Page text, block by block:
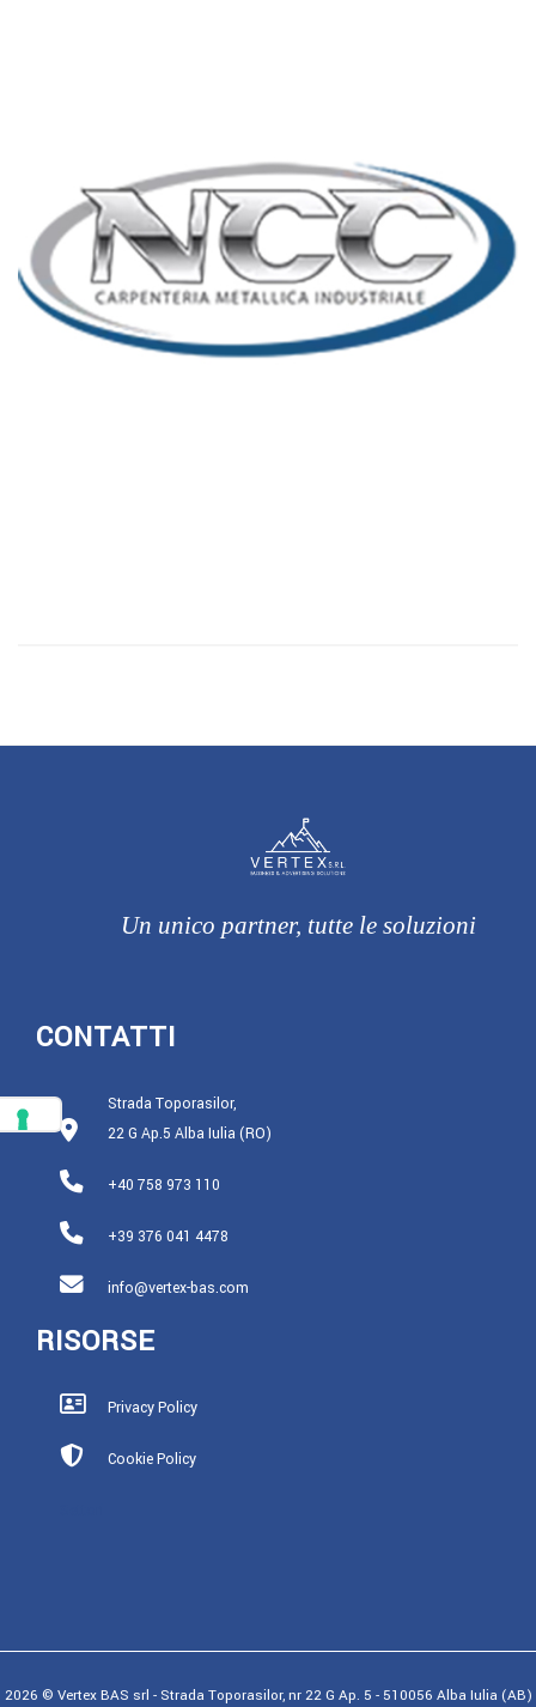
Un unico partner, tutte le soluzioni
CONTATTI
Strada Toporasilor,
22 G Ap.5 Alba Iulia (RO)
+40 758 973 110
+39 376 041 4478
info@vertex-bas.com
RISORSE
Privacy Policy
Cookie Policy
2026 © Vertex BAS srl - Strada Toporasilor, nr 22 G Ap. 5 - 510056 Alba Iulia (AB)